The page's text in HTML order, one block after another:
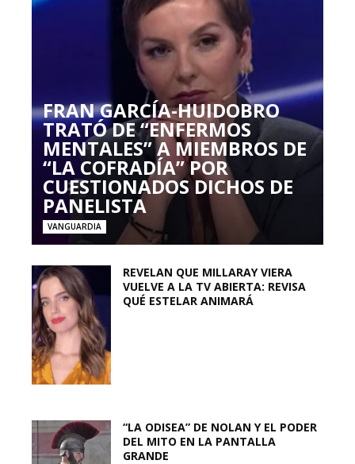
FRAN GARCÍA-HUIDOBRO
TRATÓ DE “ENFERMOS
MENTALES” A MIEMBROS DE
“LA COFRADÍA” POR
CUESTIONADOS DICHOS DE
PANELISTA
VANGUARDIA
REVELAN QUE MILLARAY VIERA
VUELVE A LA TV ABIERTA: REVISA
QUÉ ESTELAR ANIMARÁ
“LA ODISEA” DE NOLAN Y EL PODER
DEL MITO EN LA PANTALLA
GRANDE